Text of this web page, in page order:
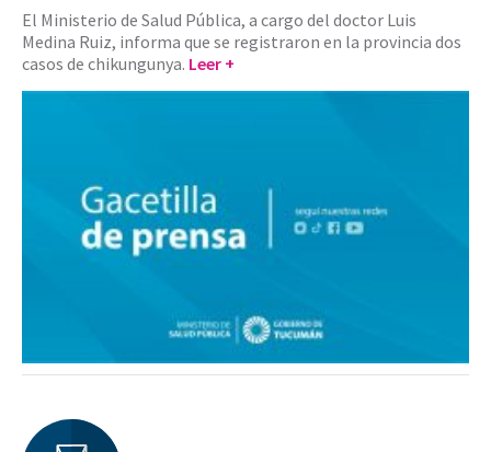
El Ministerio de Salud Pública, a cargo del doctor Luis
Medina Ruiz, informa que se registraron en la provincia dos
casos de chikungunya. Leer +